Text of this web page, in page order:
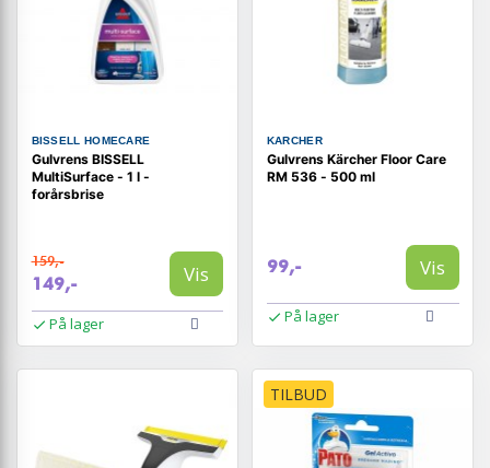
BISSELL HOMECARE
Gulvrens BISSELL
MultiSurface - 1 l -
forårsbrise
159,-
149,- Vis
På lager
KARCHER
Gulvrens Kärcher Floor Care
RM 536 - 500 ml
99,- Vis
På lager
TILBUD